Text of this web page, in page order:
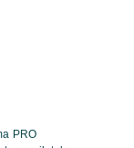
PRO